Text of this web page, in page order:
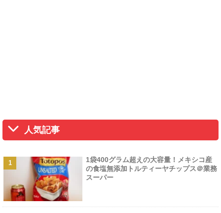
人気記事
1袋400グラム超えの大容量！メキシコ産
の食塩無添加トルティーヤチップス＠業務
スーパー